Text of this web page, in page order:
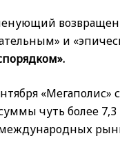
и
«Мегаполис»
чуть более